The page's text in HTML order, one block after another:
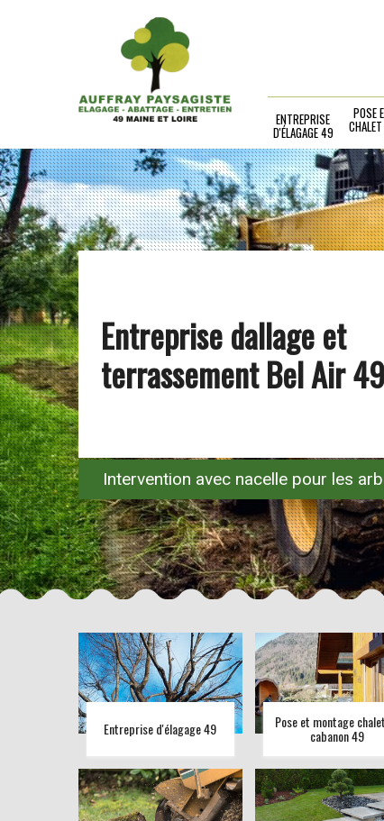
ENTREPRISE
D'ÉLAGAGE 49
POSE
Entreprise dallage et
terrassement Bel Air
Intervention avec nacelle pour les
Entreprise d'élagage 49 Pose et montage
cabanon 49